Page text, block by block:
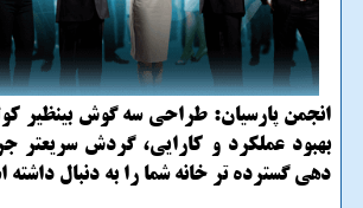
انجمن پارسیان: طراحی سه گوش بینظیر
بهبود عملكرد و كارایی، گردش سریعتر
دهی گسترده تر خانه شما را به دنبال